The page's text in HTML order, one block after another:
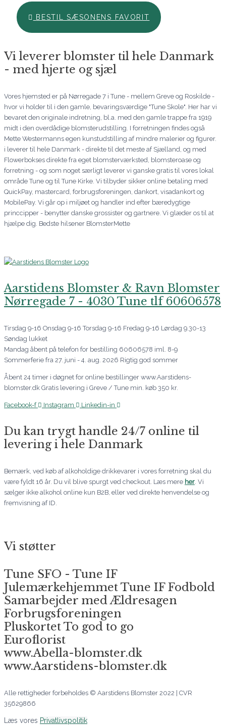
BESTIL SÆSONENS FAVORIT
Vi leverer blomster til hele Danmark
- med hjerte og sjæl
Vores hjemsted er på Nørregade 7 i Tune - mellem Greve og Roskilde -
hvor vi holder til i den gamle, bevaringsværdige "Tune Skole". Her har vi
bevaret den originale indretning, bl.a. med den gamle trappe fra 1919
midt i den overdådige blomsterudstilling. I forretningen findes også
Mette Westermanns egen kunstudstilling af mindre malerier og figurer.
i leverer til hele Danmark - direkte til det meste af Sjælland, og med
Flowerbokses direkte fra eget blomsterværksted, blomsteroase og
forretning - og som noget særligt leverer vi ganske gratis til vores lokal
område Tune og til Tune Kirke. Vi tilbyder sikker online betaling med
QuickPay, mastercard, forbrugsforeningen, dankort, visadankort og
MobilePay. Vi går op i miljøet og handler ind efter bæredygtige
princcipper - benytter danske grossister og gartnere. Vi glæder os til at
hjælpe dig. Bedste hilsener BlomsterMette
Aarstidens Blomster & Ravn Blomster
Nørregade 7 - 4030 Tune tlf 60606578
Tirsdag 9-16 Onsdag 9-16 Torsdag 9-16 Fredag 9-16 Lørdag 9.30-13
Søndag lukket
Mandag åbent på telefon for bestilling 60606578 iml. 8-9
Sommerferie fra 27. juni - 4. aug. 2026 Rigtig god sommer
Åbent 24 timer i døgnet for online bestillinger www.Aarstidens-
blomster.dk Gratis levering i Greve / Tune min. køb 350 kr.
Facebook-f Instagram Linkedin-in
Du kan trygt handle 24/7 online til
levering i hele Danmark
Bemærk, ved køb af alkoholdige drikkevarer i vores forretning skal du
være fyldt 16 år. Du vil blive spurgt ved checkout. Læs mere her . Vi
sælger ikke alkohol online kun B2B, eller ved direkte henvendelse og
fremvisning af ID.
Vi støtter
Tune SFO - Tune IF
Julemærkehjemmet Tune IF Fodbold
Samarbejder med Ældresagen
Forbrugsforeningen
Pluskortet To god to go
Euroflorist
www.Abella-blomster.dk
www.Aarstidens-blomster.dk
Alle rettigheder forbeholdes © Aarstidens Blomster 2022 | CVR
35629866
Læs vores Privatlivspolitik